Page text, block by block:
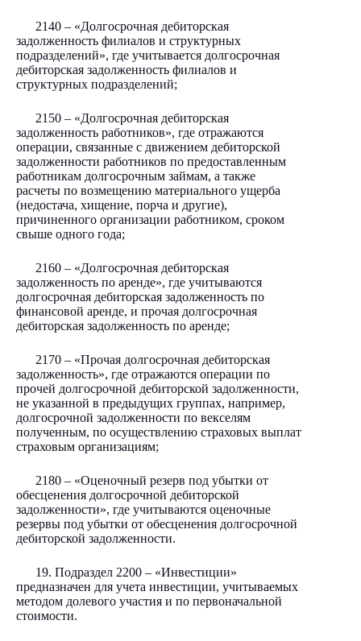
2140 – «Долгосрочная дебиторская
задолженность филиалов и структурных
подразделений», где учитывается долгосрочная
дебиторская задолженность филиалов и
структурных подразделений;
2150 – «Долгосрочная дебиторская
задолженность работников», где отражаются
операции, связанные с движением дебиторской
задолженности работников по предоставленным
работникам долгосрочным займам, а также
расчеты по возмещению материального ущерба
(недостача, хищение, порча и другие),
причиненного организации работником, сроком
свыше одного года;
2160 – «Долгосрочная дебиторская
задолженность по аренде», где учитываются
долгосрочная дебиторская задолженность по
финансовой аренде, и прочая долгосрочная
дебиторская задолженность по аренде;
2170 – «Прочая долгосрочная дебиторская
задолженность», где отражаются операции по
прочей долгосрочной дебиторской задолженности,
не указанной в предыдущих группах, например,
долгосрочной задолженности по векселям
полученным, по осуществлению страховых выплат
страховым организациям;
2180 – «Оценочный резерв под убытки от
обесценения долгосрочной дебиторской
задолженности», где учитываются оценочные
резервы под убытки от обесценения долгосрочной
дебиторской задолженности.
19. Подраздел 2200 – «Инвестиции»
предназначен для учета инвестиции, учитываемых
методом долевого участия и по первоначальной
стоимости.